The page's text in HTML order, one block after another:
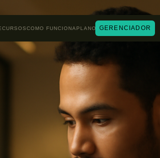
COMO FUNCIONA PLANOSGERENCIADOR